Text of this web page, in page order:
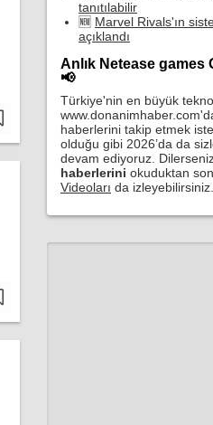
tanıtılabilir
🆕 Marvel Rivals'ın
açıklandı
Anlık Netease games
📢
Türkiye'nin en büyük
haberlerini takip etmek
olduğu gibi 2026’da da
devam ediyoruz.
haberlerini okuduktan
Videoları da izleyebilirsiniz.